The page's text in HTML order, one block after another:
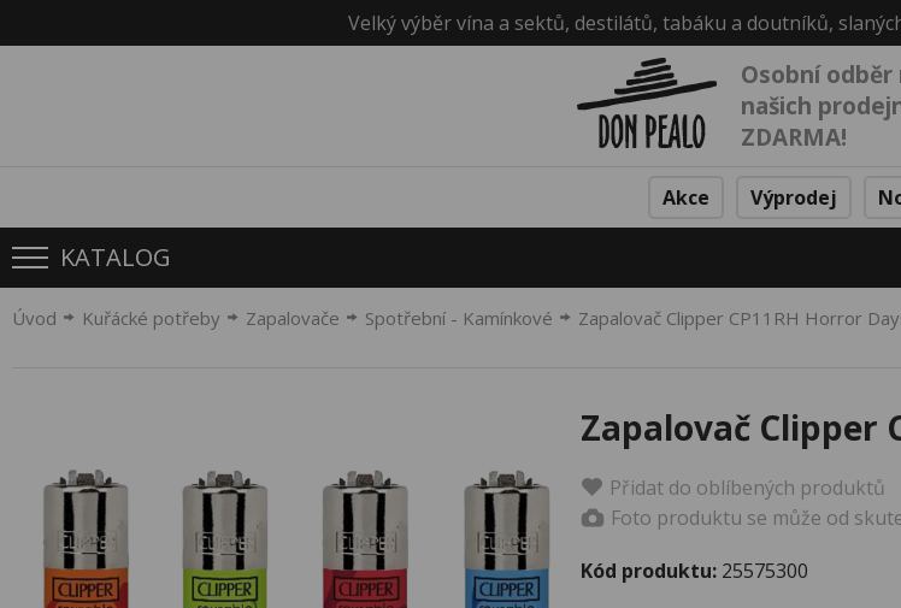
Velký výběr vína a sektů, destilátů, tabáku a doutníků,
Osobní odběr
našich
ZDARMA!
Akce Výprodej
KATALOG
Úvod Kuřácké potřeby Zapalovače Spotřební - Kamínkové Zapalovač Clipper CP11RH Horror
Zapalovač Clipper
Přidat do oblíbených produktů
Foto produktu se může od
Kód produktu: 25575300